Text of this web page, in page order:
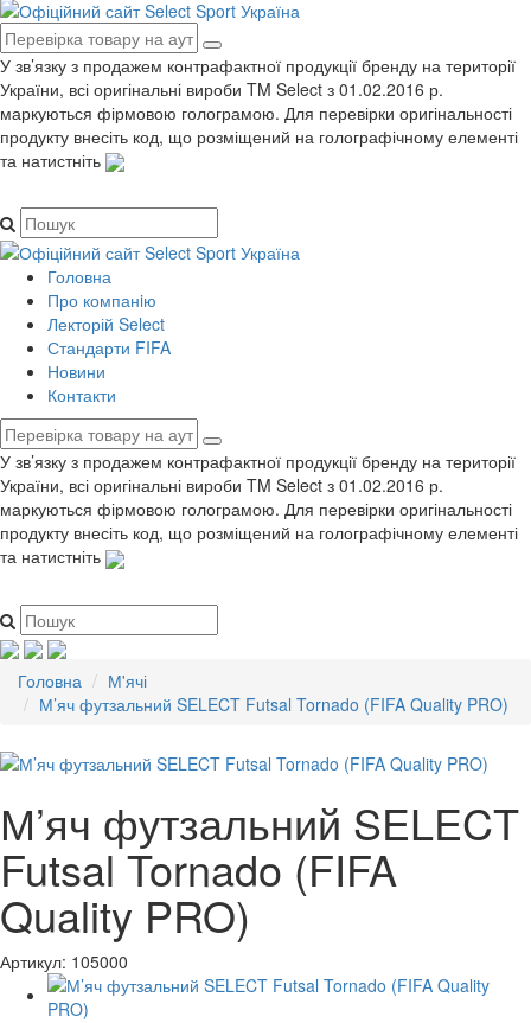
У зв’язку з продажем контрафактної продукції бренду на території
України, всі оригінальні вироби TM Select з 01.02.2016 р.
маркуються фірмовою голограмою. Для перевірки оригінальності
продукту внесіть код, що розміщений на голографічному елементі
та натистніть
Головна
Про компанiю
Лекторій Select
Стандарти FIFA
Новини
Контакти
У зв’язку з продажем контрафактної продукції бренду на території
України, всі оригінальні вироби TM Select з 01.02.2016 р.
маркуються фірмовою голограмою. Для перевірки оригінальності
продукту внесіть код, що розміщений на голографічному елементі
та натистніть
Головна
М'ячі
М’яч футзальний SELECT Futsal Tornado (FIFA Quality PRO)
М’яч футзальний SELECT
Futsal Tornado (FIFA
Quality PRO)
Артикул: 105000